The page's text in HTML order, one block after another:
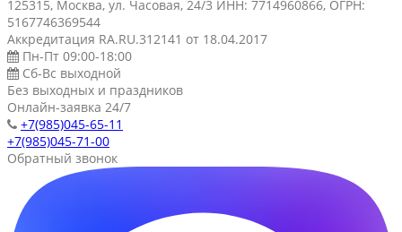
125315, Москва, ул. Часовая, 24/3 ИНН: 7714960866, ОГРН:
5167746369544
Аккредитация RA.RU.312141 от 18.04.2017
Пн-Пт 09:00-18:00
Сб-Вс выходной
Без выходных и праздников
Онлайн-заявка 24/7
+7(985)045-65-11
+7(985)045-71-00
Обратный звонок